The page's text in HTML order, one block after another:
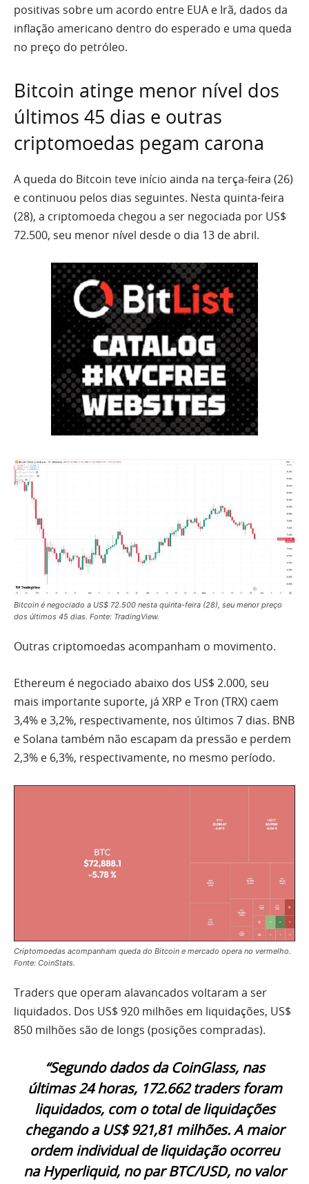
positivas sobre um acordo entre EUA e Irã, dados da
inflação americano dentro do esperado e uma queda
no preço do petróleo.
Bitcoin atinge menor nível dos
últimos 45 dias e outras
criptomoedas pegam carona
A queda do Bitcoin teve início ainda na terça-feira (26)
e continuou pelos dias seguintes. Nesta quinta-feira
(28), a criptomoeda chegou a ser negociada por US$
72.500, seu menor nível desde o dia 13 de abril.
Bitcoin é negociado a US$ 72.500 nesta quinta-feira (28), seu menor preço
dos últimos 45 dias. Fonte: TradingView.
Outras criptomoedas acompanham o movimento.
Ethereum é negociado abaixo dos US$ 2.000, seu
mais importante suporte, já XRP e Tron (TRX) caem
3,4% e 3,2%, respectivamente, nos últimos 7 dias. BNB
e Solana também não escapam da pressão e perdem
2,3% e 6,3%, respectivamente, no mesmo período.
Criptomoedas acompanham queda do Bitcoin e mercado opera no vermelho.
Fonte: CoinStats.
Traders que operam alavancados voltaram a ser
liquidados. Dos US$ 920 milhões em liquidações, US$
850 milhões são de longs (posições compradas).
“Segundo dados da CoinGlass, nas
últimas 24 horas, 172.662 traders foram
liquidados, com o total de liquidações
chegando a US$ 921,81 milhões. A maior
ordem individual de liquidação ocorreu
na Hyperliquid, no par BTC/USD, no valor